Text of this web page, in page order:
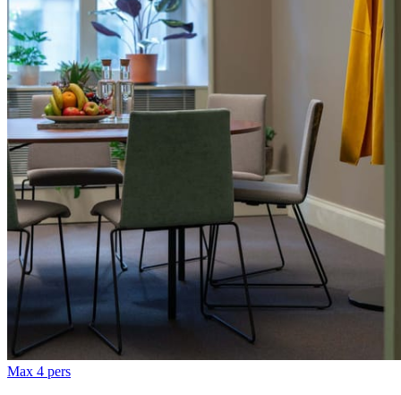
Max 4 pers